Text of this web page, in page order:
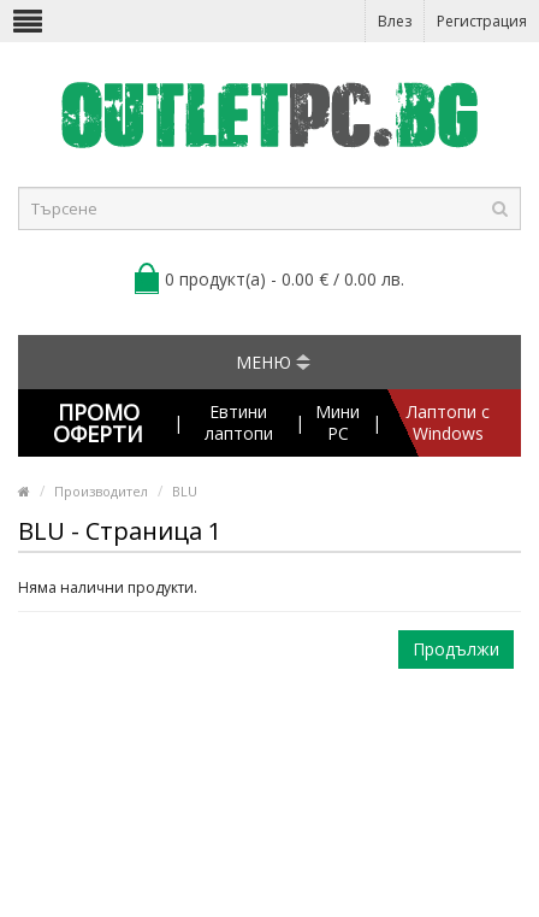
Влез Регистрация
0 продукт(а) - 0.00 € / 0.00 лв.
МЕНЮ
ПРОМО
ОФЕРТИ |
Евтини
лаптопи
|
Мини
PC
|
Лаптопи с
Windows
Производител BLU
BLU - Страница 1
Няма налични продукти.
Продължи